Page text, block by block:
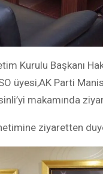
Kurulu Başkanı
üyesi,AK Parti
makamında
ziyaretten